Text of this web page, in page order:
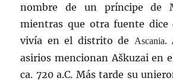
nombre de un príncipe de
mientras que otra fuente dice
vivía en el distrito de
Ascania.
asirios mencionan Aškuzai en
ca. 720 a.C. Más tarde su